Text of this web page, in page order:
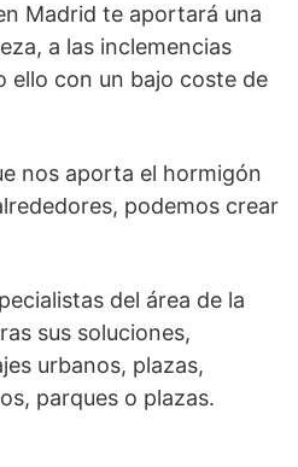
Madrid te aportará una
a las inclemencias
ello con un bajo coste de
nos aporta el hormigón
podemos crear
del área de la
sus soluciones,
urbanos, plazas,
parques o plazas.